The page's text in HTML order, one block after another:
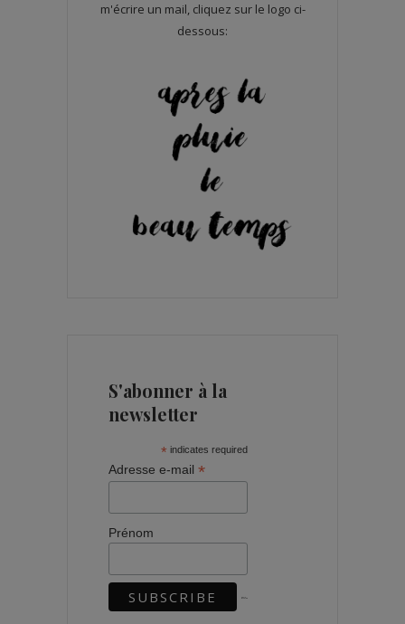
m'écrire un mail, cliquez sur le logo ci-
dessous:
S'abonner à la
newsletter
* indicates required
Adresse e-mail *
Prénom